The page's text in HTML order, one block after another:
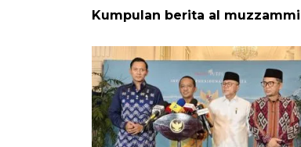
Kumpulan berita al